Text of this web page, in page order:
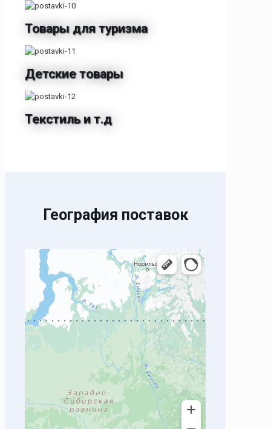
Товары для туризма
Детские товары
Текстиль и т.д
География поставок